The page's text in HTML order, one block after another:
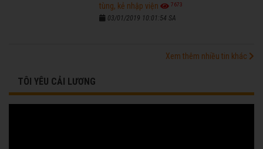
tùng, kẻ nhập viện
7673
03/01/2019 10:01:54 SA
Xem thêm nhiều tin khác
TÔI YÊU CẢI LƯƠNG